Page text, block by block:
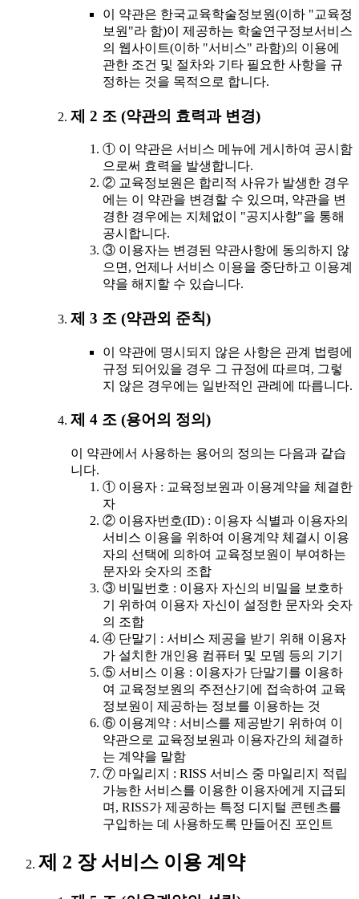
이 약관은 한국교육학술정보원(이하 "교육정
보원"라 함)이 제공하는 학술연구정보서비스
의 웹사이트(이하 "서비스" 라함)의 이용에
관한 조건 및 절차와 기타 필요한 사항을 규
정하는 것을 목적으로 합니다.
제 2 조 (약관의 효력과 변경)
① 이 약관은 서비스 메뉴에 게시하여 공시함
으로써 효력을 발생합니다.
② 교육정보원은 합리적 사유가 발생한 경우
에는 이 약관을 변경할 수 있으며, 약관을 변
경한 경우에는 지체없이 "공지사항"을 통해
공시합니다.
③ 이용자는 변경된 약관사항에 동의하지 않
으면, 언제나 서비스 이용을 중단하고 이용계
약을 해지할 수 있습니다.
제 3 조 (약관외 준칙)
이 약관에 명시되지 않은 사항은 관계 법령에
규정 되어있을 경우 그 규정에 따르며, 그렇
지 않은 경우에는 일반적인 관례에 따릅니다.
제 4 조 (용어의 정의)
이 약관에서 사용하는 용어의 정의는 다음과 같습
니다.
① 이용자 : 교육정보원과 이용계약을 체결한
자
② 이용자번호(ID) : 이용자 식별과 이용자의
서비스 이용을 위하여 이용계약 체결시 이용
자의 선택에 의하여 교육정보원이 부여하는
문자와 숫자의 조합
③ 비밀번호 : 이용자 자신의 비밀을 보호하
기 위하여 이용자 자신이 설정한 문자와 숫자
의 조합
④ 단말기 : 서비스 제공을 받기 위해 이용자
가 설치한 개인용 컴퓨터 및 모뎀 등의 기기
⑤ 서비스 이용 : 이용자가 단말기를 이용하
여 교육정보원의 주전산기에 접속하여 교육
정보원이 제공하는 정보를 이용하는 것
⑥ 이용계약 : 서비스를 제공받기 위하여 이
약관으로 교육정보원과 이용자간의 체결하
는 계약을 말함
⑦ 마일리지 : RISS 서비스 중 마일리지 적립
가능한 서비스를 이용한 이용자에게 지급되
며, RISS가 제공하는 특정 디지털 콘텐츠를
구입하는 데 사용하도록 만들어진 포인트
제 2 장 서비스 이용 계약